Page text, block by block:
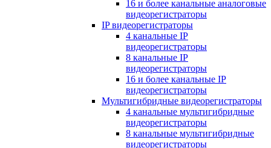
16 и более канальные аналоговые
видеорегистраторы
IP видеорегистраторы
4 канальные IP
видеорегистраторы
8 канальные IP
видеорегистраторы
16 и более канальные IP
видеорегистраторы
Мультигибридные видеорегистраторы
4 канальные мультигибридные
видеорегистраторы
8 канальные мультигибридные
видеорегистраторы